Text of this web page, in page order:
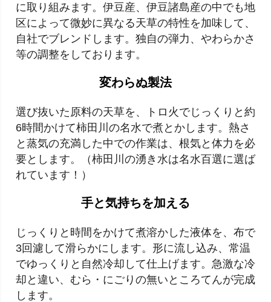
に取り組みます。伊豆産、伊豆諸島産の中でも地
区によって微妙に異なる天草の特性を加味して、
自社でブレンドします。独自の弾力、やわらかさ
等の調整をしております。
変わらぬ製法
選び抜いた原料の天草を、トロ火でじっくりと約
6時間かけて柿田川の名水で煮とかします。熱さ
と蒸気の充満した中での作業は、根気と体力を必
要とします。（柿田川の湧き水は名水百選に選ば
れています！）
手と気持ちを加える
じっくりと時間をかけて煮溶かした液体を、布で
3回濾して滑らかにします。形に流し込み、常温
でゆっくりと自然冷却して仕上げます。急激な冷
却と違い、むら・にごりの無いところてんが完成
します。